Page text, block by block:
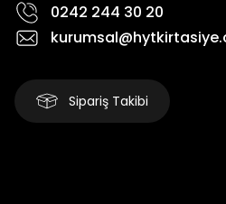
0242 244 30 20
Sipariş Takibi